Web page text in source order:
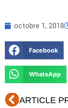
octobre 1, 2018
Facebook
WhatsApp